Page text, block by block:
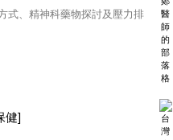
式、精神科藥物探討及壓力排
健]